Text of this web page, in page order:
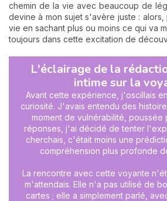
chemin de la vie avec beaucoup de
devine à mon sujet s'avère juste : alors,
vie en sachant plus ou moins ce qui va
toujours dans cette excitation de
L'éclairage de la
intime sur la
Avant cette expérience, j'oscillais
curiosité. J'avais entendu des
moment de vulnérabilité, poussée
réponses, j'ai décidé de tenter
cherchais, c'était moins une
compréhension plus profonde
La rencontre avec cette voyante
m'attendais. Elle n'a pas utilisé de
cartes ; elle a simplement parlé,